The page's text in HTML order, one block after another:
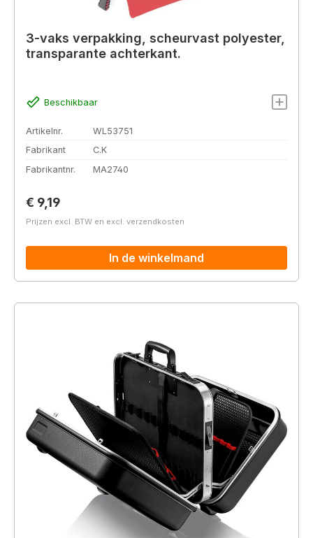
3-vaks verpakking, scheurvast polyester,
transparante achterkant.
Beschikbaar
Artikelnr.
WL53751
Fabrikant
C.K
Fabrikantnr.
MA2740
Normale prijs:
€ 9,19
Prijzen excl. BTW en excl. verzendkosten
In de winkelmand